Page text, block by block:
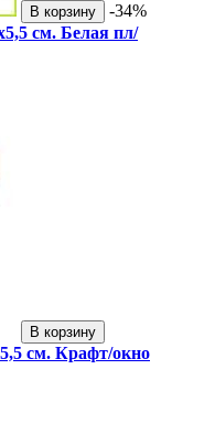
В корзину
-34%
см. Белая пл/
В корзину
см. Крафт/окно